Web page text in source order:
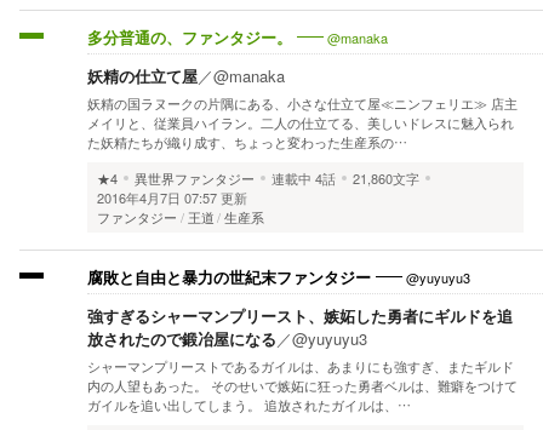
多分普通の、ファンタジー。 @manaka
妖精の仕立て屋／@manaka
妖精の国ラヌークの片隅にある、小さな仕立て屋≪ニンフェリエ≫ 店主
メイリと、従業員ハイラン。二人の仕立てる、美しいドレスに魅入られ
た妖精たちが織り成す、ちょっと変わった生産系の…
★4
異世界ファンタジー 連載中 4話
21,860文字
2016年4月7日 07:57 更新
ファンタジー
王道 生産系
腐敗と自由と暴力の世紀末ファンタジー @yuyuyu3
強すぎるシャーマンプリースト、嫉妬した勇者にギルドを追
放されたので鍛冶屋になる ／@yuyuyu3
シャーマンプリーストであるガイルは、あまりにも強すぎ、またギルド
内の人望もあった。 そのせいで嫉妬に狂った勇者ベルは、難癖をつけて
ガイルを追い出してしまう。 追放されたガイルは、…